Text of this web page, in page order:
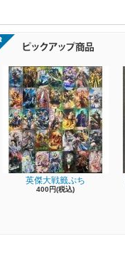
英傑大戦籤ぷち
400円(税込)